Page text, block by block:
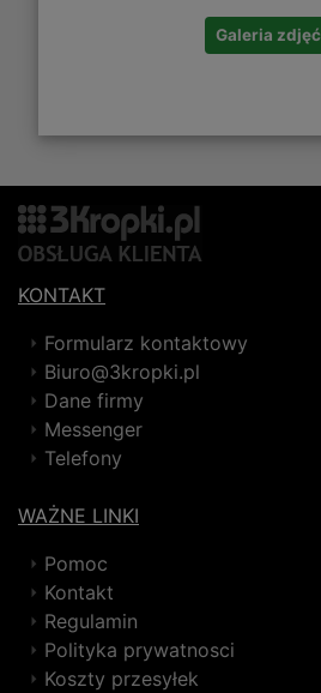
Galeria zdjęć
KONTAKT
Formularz kontaktowy
Biuro@3kropki.pl
Dane firmy
Messenger
Telefony
WAŻNE LINKI
Pomoc
Kontakt
Regulamin
Polityka prywatnosci
Koszty przesyłek